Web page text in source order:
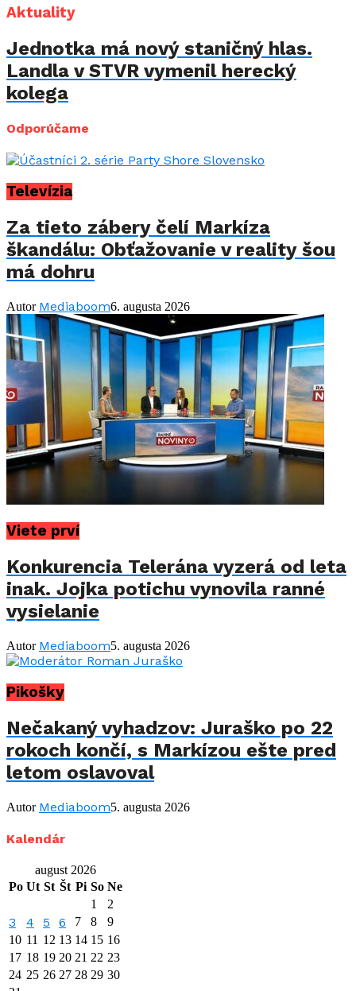
Aktuality
Jednotka má nový staničný hlas.
Landla v STVR vymenil herecký
kolega
Odporúčame
Televízia
Za tieto zábery čelí Markíza
škandálu: Obťažovanie v reality šou
má dohru
Autor Mediaboom6. augusta 2026
Viete prví
Konkurencia Telerána vyzerá od leta
inak. Jojka potichu vynovila ranné
vysielanie
Autor Mediaboom5. augusta 2026
Pikošky
Nečakaný vyhadzov: Juraško po 22
rokoch končí, s Markízou ešte pred
letom oslavoval
Autor Mediaboom5. augusta 2026
Kalendár
august 2026
Po Ut St Št Pi So Ne
1
2
3 4 5 6 7 8
9
10 11 12 13 14 15 16
17 18 19 20 21 22 23
24 25 26 27 28 29 30